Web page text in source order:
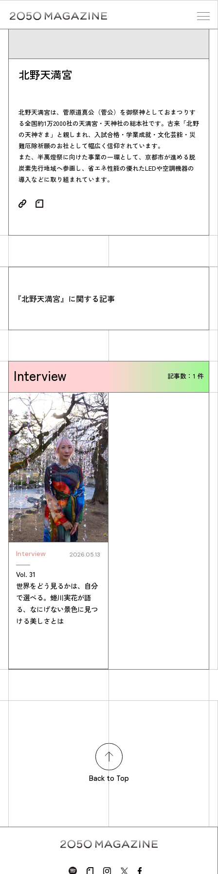
content
Simulation
Action list
アクションリスト
北野天満宮
北野天満宮は、菅原道真公（菅公）を御祭神としておまつりす
る全国約1万2000社の天満宮・天神社の総本社です。古来「北野
の天神さま」と親しまれ、入試合格・学業成就・文化芸能・災
難厄除祈願のお社として幅広く信仰されています。
また、半萬燈祭に向けた事業の一環として、京都市が進める脱
炭素先行地域へ参画し、省エネ性能の優れたLEDや空調機器の
導入などに取り組まれています。
『北野天満宮』に関する記事
Interview 記事数：1 件
Interview 2026.05.13
Vol. 31
世界をどう見るかは、自分
で選べる。蜷川実花が語
る、なにげない景色に見つ
ける美しさとは
Back to Top